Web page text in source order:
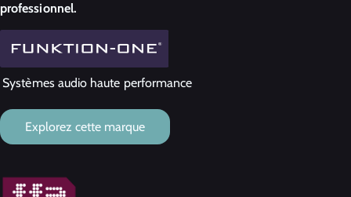
professionnel.
Systèmes audio haute performance
Explorez cette marque